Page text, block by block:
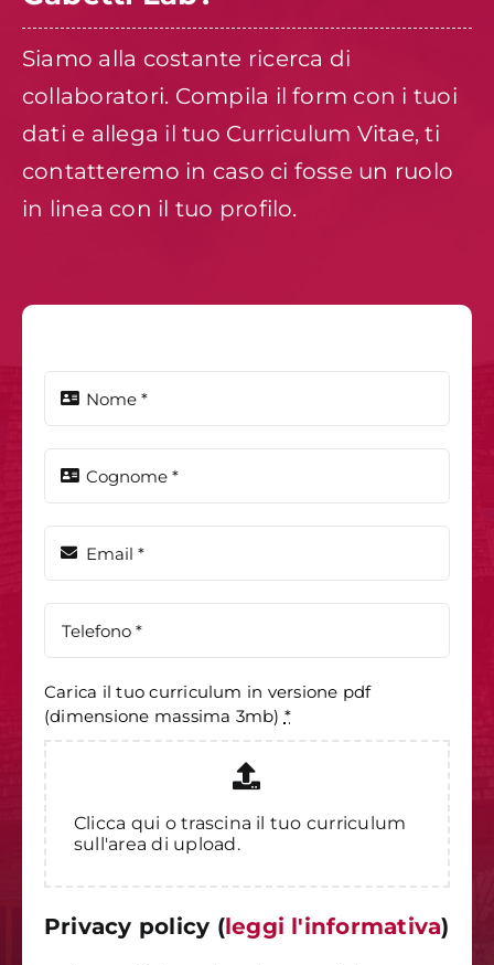
Siamo alla costante ricerca di
collaboratori. Compila il form con i tuoi
dati e allega il tuo Curriculum Vitae, ti
contatteremo in caso ci fosse un ruolo
in linea con il tuo profilo.
Carica il tuo curriculum in versione pdf
(dimensione massima 3mb) *
Clicca qui o trascina il tuo curriculum
sull'area di upload.
Privacy policy (leggi l'informativa)